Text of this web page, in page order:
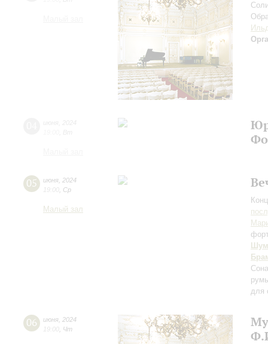
05 июня 2024
19:00 Ср
Малый зал
для
06 июня 2024
19:00 Чт